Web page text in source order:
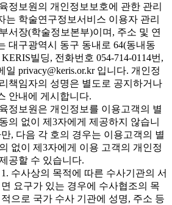
정보원의 개인정보보호에 관한 관리
는 학술연구정보서비스 이용자 관리
서장(학술정보본부)이며, 주소 및 연
대구광역시 동구 동내로 64(동내동
KERIS빌딩, 전화번호 054-714-0114번,
일 privacy@keris.or.kr 입니다. 개인정
책임자의 성명은 별도로 공지하거나
안내에 게시합니다.
정보원은 개인정보를 이용고객의 별
의 없이 제3자에게 제공하지 않습니
, 다음 각 호의 경우는 이용고객의 별
없이 제3자에게 이용 고객의 개인정
공할 수 있습니다.
1. 수사상의 목적에 따른 수사기관의 서
면 요구가 있는 경우에 수사협조의 목
적으로 국가 수사 기관에 성명, 주소 등